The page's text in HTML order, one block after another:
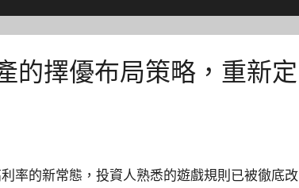
的擇優布局策略，重新定
率的新常態，投資人熟悉的遊戲規則已被徹底改